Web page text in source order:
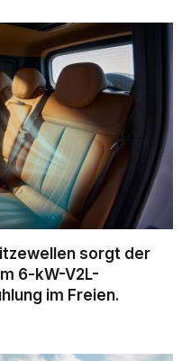
sorgt der
6-kW-V2L-
im Freien.